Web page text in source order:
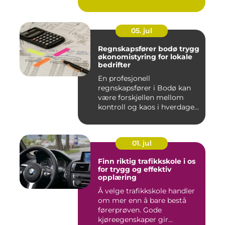
05. jul
Regnskapsfører bodø trygg
økonomistyring for lokale
bedrifter
En profesjonell
regnskapsfører i Bodø kan
være forskjellen mellom
kontroll og kaos i hverdagen.
01. jul
Finn riktig trafikkskole i os
for trygg og effektiv
opplæring
Å velge trafikkskole handler
om mer enn å bare bestå
førerprøven. Gode
kjøreegenskaper gir